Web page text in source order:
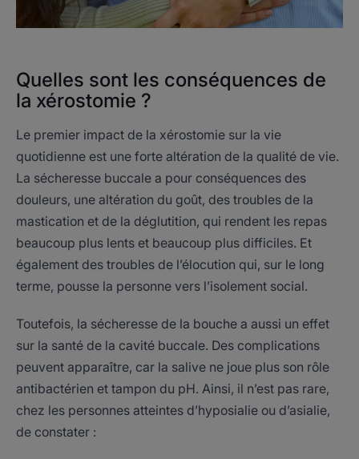
Quelles sont les conséquences de
la xérostomie ?
Le premier impact de la xérostomie sur la vie
quotidienne est une forte altération de la qualité de vie.
La sécheresse buccale a pour conséquences des
douleurs, une altération du goût, des troubles de la
mastication et de la déglutition, qui rendent les repas
beaucoup plus lents et beaucoup plus difficiles. Et
également des troubles de l’élocution qui, sur le long
terme, pousse la personne vers l’isolement social.
Toutefois, la sécheresse de la bouche a aussi un effet
sur la santé de la cavité buccale. Des complications
peuvent apparaître, car la salive ne joue plus son rôle
antibactérien et tampon du pH. Ainsi, il n’est pas rare,
chez les personnes atteintes d’hyposialie ou d’asialie,
de constater :